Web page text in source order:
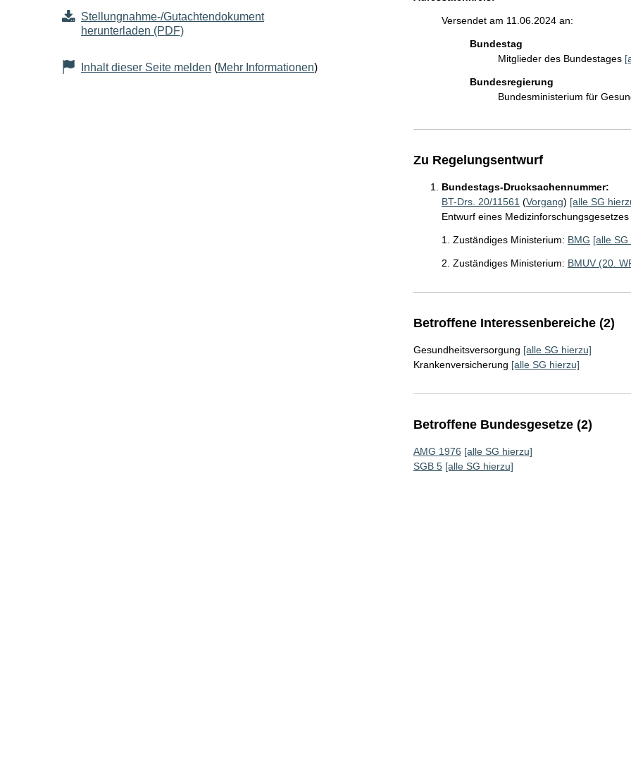
Stellungnahme-/Gutachtendokument
herunterladen (PDF)
Inhalt dieser Seite melden (Mehr Informationen)
Versendet am 11.06.2024 an:
Bundestag
Mitglieder des Bundestages
Bundesregierung
Bundesministerium für
Zu Regelungsentwurf
Bundestags-Drucksachennummer:
BT-Drs. 20/11561 (Vorgang) [alle SG
Entwurf eines Medizinforschungsgesetzes
1. Zuständiges Ministerium: BMG [alle
2. Zuständiges Ministerium: BMUV (20.
Betroffene Interessenbereiche (2)
Gesundheitsversorgung [alle SG hierzu]
Krankenversicherung [alle SG hierzu]
Betroffene Bundesgesetze (2)
AMG 1976 [alle SG hierzu]
SGB 5 [alle SG hierzu]